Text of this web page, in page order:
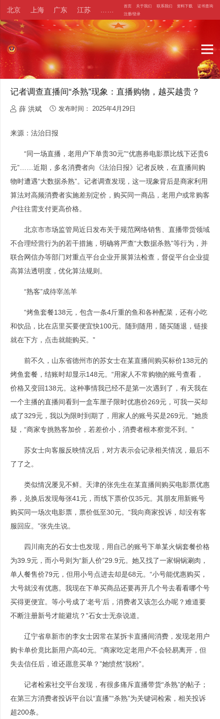
北京 上海 广东 江苏 首页 关于我们 联系我们 资料下载
证书查询
注册/登录
记者调查直播间“杀熟”现象：直播购物，越买越贵？
薛 洪斌 发布时间：2025年4月29日
来源：法治日报
“同一场直播，老用户下单贵30元”“优惠券电影票比线下还贵6
元”……近期，多名消费者向《法治日报》记者反映，在直播间购
物时遭遇“大数据杀熟”。记者调查发现，这一现象背后是商家利用
算法对高频消费者实施差别定价，购买同一商品，老用户或常购客
户往往需支付更高价格。
北京市市场监管局近日发布关于规范网络销售、直播带货领域
不合理经营行为的若干措施，明确将严查“大数据杀熟”等行为，并
联合网信办等部门对重点平台企业开展算法检查，督促平台企业提
高算法透明度，优化算法规则。
“熟客”成待宰羔羊
“烤鱼套餐138元，包含一条4斤重的鱼和各种配菜，还有小吃
和饮品，比在店里买要便宜快100元。随到随用，随买随退，链接
就在下方，点击就能购买。”
前不久，山东省德州市的苏女士在某直播间购买标价138元的
烤鱼套餐，结账时却显示148元。“用家人不常购物的账号查看，
价格又变回138元。这种事情我已经不是第一次遇到了，有天我在
一个主播的直播间看到一盒车厘子限时优惠价269元，可我一买却
成了329元，我以为限时到期了，用家人的账号买是269元。”她质
疑，“商家专挑熟客加价，若差价小，消费者根本察觉不到。”
苏女士向客服反映情况后，对方表示会记录相关情况，最后不
了了之。
类似情况屡见不鲜。天津的张先生在某直播间购买电影票优惠
券，兑换后发现每张41元，而线下票价仅35元。其朋友用新账号
购买同一场次电影票，票价低至30元。“我向商家投诉，却没有客
服回应。”张先生说。
四川南充的石女士也发现，用自己的账号下单某火锅套餐价格
为39.9元，而小号则为“新人价”29.9元。她又找了一家铜锅涮肉，
单人餐售价79元，但用小号点进去却是68元。“小号能优惠购买，
大号就没有优惠。我现在下单买商品还要再开几个号去看看哪个号
买得更便宜。等小号成了‘老号’后，消费者又该怎么办呢？难道要
不断注册新号才能避坑？”石女士无奈说道。
辽宁省阜新市的李女士因常在某拆卡直播间消费，发现老用户
购卡单价竟比新用户高40元。“商家吃定老用户不会轻易离开，但
失去信任后，谁还愿意买单？”她愤然“脱粉”。
记者检索社交平台发现，有很多痛斥直播带货“杀熟”的帖子；
在第三方消费者投诉平台以“直播”“杀熟”为关键词检索，相关投诉
超200条。